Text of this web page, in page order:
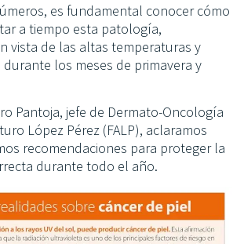
es fundamental conocer cómo
a tiempo esta patología,
vista de las altas temperaturas y
los meses de primavera y
Pantoja, jefe de Dermato-Oncología
López Pérez (FALP), aclaramos
recomendaciones para proteger la
durante todo el año.